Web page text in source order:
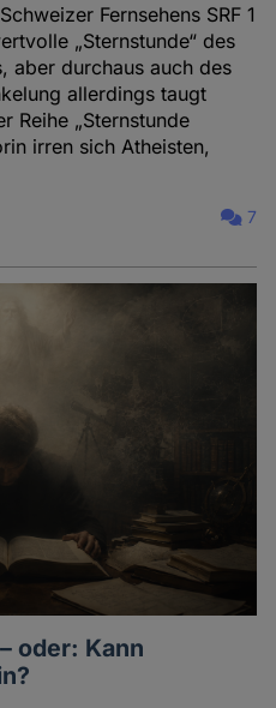
Fernsehens SRF 1
„Sternstunde“ des
aber durchaus auch des
allerdings taugt
Reihe „Sternstunde
irren sich Atheisten,
7
oder: Kann